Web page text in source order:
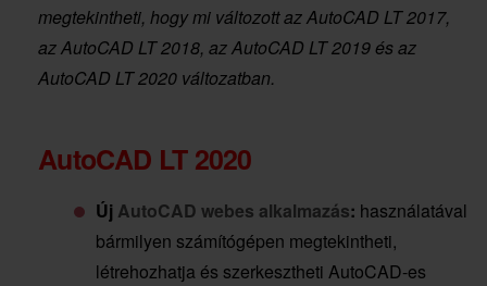
megtekintheti, hogy mi változott az AutoCAD LT 2017,
az AutoCAD LT 2018, az AutoCAD LT 2019 és az
AutoCAD LT 2020 változatban.
AutoCAD LT 2020
Új AutoCAD webes alkalmazás: használatával
bármilyen számítógépen megtekintheti,
létrehozhatja és szerkesztheti AutoCAD-es